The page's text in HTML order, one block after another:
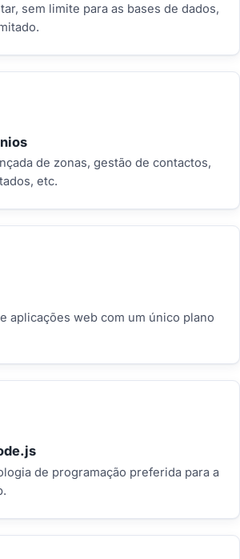
sem limite para as bases de dados,
de zonas, gestão de contactos,
etc.
aplicações web com um único plano
de programação preferida para a